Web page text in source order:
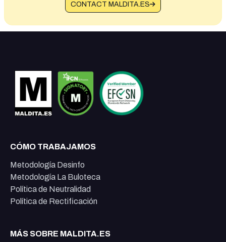
CONTACT MALDITA.ES
CÓMO TRABAJAMOS
Metodología Desinfo
Metodología La Buloteca
Política de Neutralidad
Política de Rectificación
MÁS SOBRE MALDITA.ES